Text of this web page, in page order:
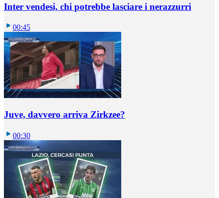
Inter vendesi, chi potrebbe lasciare i nerazzurri
00:45
Juve, davvero arriva Zirkzee?
00:30